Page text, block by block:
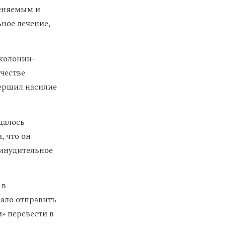
и
лечение,
насилие
что он
отправить
перевести в